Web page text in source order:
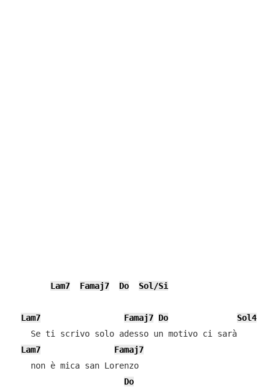
Lam7 Famaj7 Do Sol/Si
Lam7 Famaj7 Do
Sol4
    Se ti scrivo solo adesso un motivo ci sarà
Lam7
Famaj7
    non è mica san Lorenzo
Do